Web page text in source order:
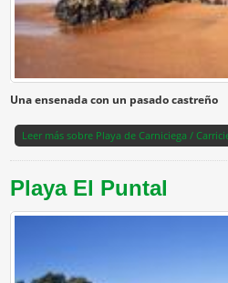
Una ensenada con un pasado castreño
Leer mássobre Playa de Carniciega /
Playa El Puntal